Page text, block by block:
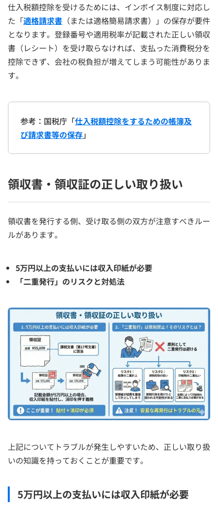
仕入税額控除を受けるためには、インボイス制度に対応し
た「適格請求書 （または適格簡易請求書）」の保存が要件
となります。登録番号や適用税率が記載された正しい領収
書（レシート）を受け取らなければ、支払った消費税分を
控除できず、会社の税負担が増えてしまう可能性がありま
す。
参考：国税庁「仕入税額控除をするための帳簿及
び請求書等の保存」
領収書・領収証の正しい取り扱い
領収書を発行する側、受け取る側の双方が注意すべきルー
ルがあります。
5万円以上の支払いには収入印紙が必要
「二重発行」のリスクと対処法
上記についてトラブルが発生しやすいため、正しい取り扱
いの知識を持っておくことが重要です。
5万円以上の支払いには収入印紙が必要